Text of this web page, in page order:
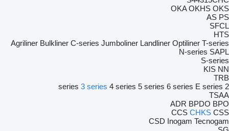
OKA OKHS OKS
AS PS
SFCL
HTS
Agriliner Bulkliner C-series Jumboliner Landliner Optiliner T-series
N-series SAPL
S-series
KIS NN
TRB
2 series
3 series 4 series 5 series 6 series E series
TSAA
ADR BPDO BPO
CCS CHKS CSS
CSD Inogam Tecnogam